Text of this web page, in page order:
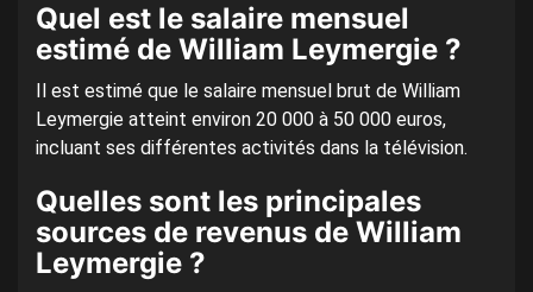
Quel est le salaire mensuel
estimé de William Leymergie ?
Il est estimé que le salaire mensuel brut de William
Leymergie atteint environ 20 000 à 50 000 euros,
incluant ses différentes activités dans la télévision.
Quelles sont les principales
sources de revenus de William
Leymergie ?